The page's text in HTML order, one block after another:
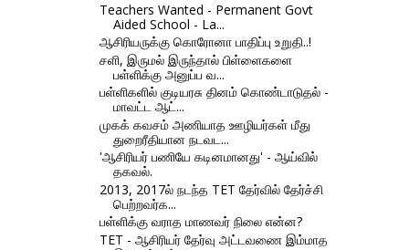
Teachers Wanted - Permanent Govt
Aided School - La...
ஆசிரியருக்கு கொரோனா பாதிப்பு உறுதி..!
சளி, இருமல் இருந்தால் பிள்ளைகளை
பள்ளிக்கு அனுப்ப வ...
பள்ளிகளில் குடியரசு தினம் கொண்டாடுதல் -
மாவட்ட ஆட்...
முகக் கவசம் அணியாத ஊழியர்கள் மீது
துறைரீதியான நடவட...
'ஆசிரியர் பணியே கடினமானது' - ஆய்வில்
தகவல்.
2013, 2017ல் நடந்த TET தேர்வில் தேர்ச்சி
பெற்றவர்க...
பள்ளிக்கு வராத மாணவர் நிலை என்ன?
TET - ஆசிரியர் தேர்வு அட்டவணை இம்மாத